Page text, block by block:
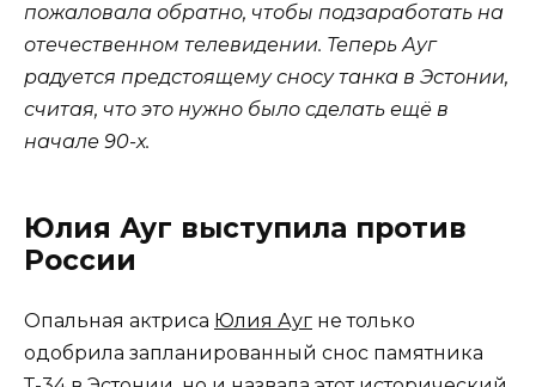
пожаловала обратно, чтобы подзаработать на
отечественном телевидении. Теперь Ауг
радуется предстоящему сносу танка в Эстонии,
считая, что это нужно было сделать ещё в
начале 90-х.
Юлия Ауг выступила против
России
Опальная актриса Юлия Ауг не только
одобрила запланированный снос памятника